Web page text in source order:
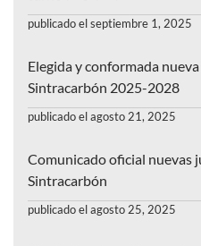
publicado el septiembre 1, 2025
Elegida y conformada
Sintracarbón 2025-2028
publicado el agosto 21, 2025
Comunicado oficial nuevas
Sintracarbón
publicado el agosto 25, 2025